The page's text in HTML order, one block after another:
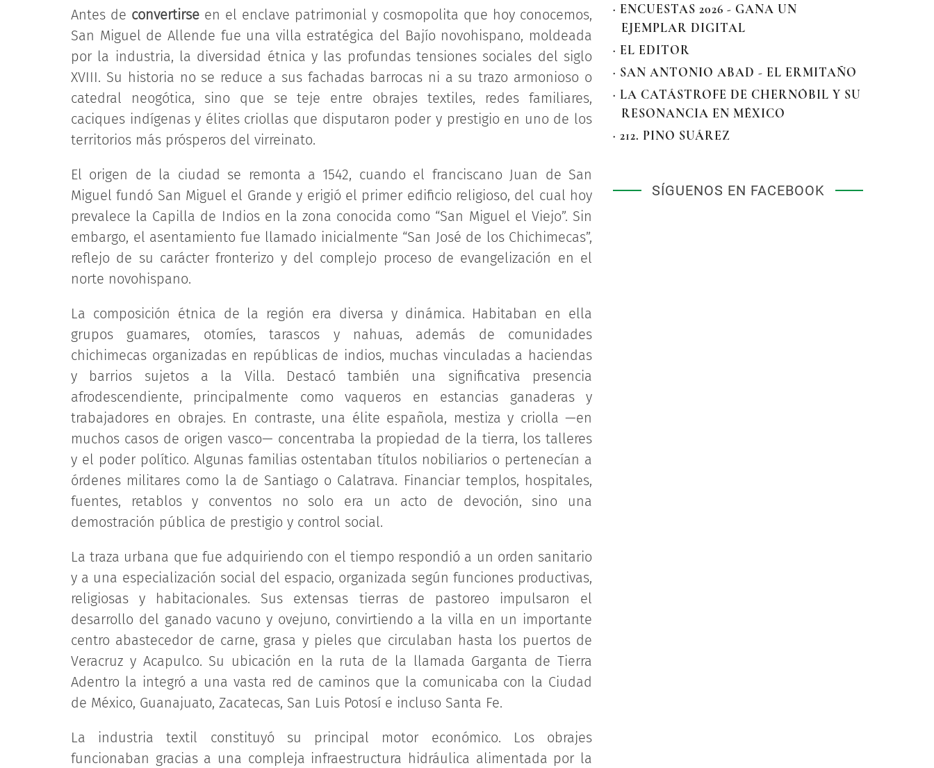
Antes de convertirse en el enclave patrimonial y cosmopolita que hoy conocemos,
San Miguel de Allende fue una villa estratégica del Bajío novohispano, moldeada
por la industria, la diversidad étnica y las profundas tensiones sociales del siglo
XVIII. Su historia no se reduce a sus fachadas barrocas ni a su trazo armonioso o
catedral neogótica, sino que se teje entre obrajes textiles, redes familiares,
caciques indígenas y élites criollas que disputaron poder y prestigio en uno de los
territorios más prósperos del virreinato.
El origen de la ciudad se remonta a 1542, cuando el franciscano Juan de San
Miguel fundó San Miguel el Grande y erigió el primer edificio religioso, del cual hoy
prevalece la Capilla de Indios en la zona conocida como “San Miguel el Viejo”. Sin
embargo, el asentamiento fue llamado inicialmente “San José de los Chichimecas”,
reflejo de su carácter fronterizo y del complejo proceso de evangelización en el
norte novohispano.
La composición étnica de la región era diversa y dinámica. Habitaban en ella
grupos guamares, otomíes, tarascos y nahuas, además de comunidades
chichimecas organizadas en repúblicas de indios, muchas vinculadas a haciendas
y barrios sujetos a la Villa. Destacó también una significativa presencia
afrodescendiente, principalmente como vaqueros en estancias ganaderas y
trabajadores en obrajes. En contraste, una élite española, mestiza y criolla —en
muchos casos de origen vasco— concentraba la propiedad de la tierra, los talleres
y el poder político. Algunas familias ostentaban títulos nobiliarios o pertenecían a
órdenes militares como la de Santiago o Calatrava. Financiar templos, hospitales,
fuentes, retablos y conventos no solo era un acto de devoción, sino una
demostración pública de prestigio y control social.
La traza urbana que fue adquiriendo con el tiempo respondió a un orden sanitario
y a una especialización social del espacio, organizada según funciones productivas,
religiosas y habitacionales. Sus extensas tierras de pastoreo impulsaron el
desarrollo del ganado vacuno y ovejuno, convirtiendo a la villa en un importante
centro abastecedor de carne, grasa y pieles que circulaban hasta los puertos de
Veracruz y Acapulco. Su ubicación en la ruta de la llamada Garganta de Tierra
Adentro la integró a una vasta red de caminos que la comunicaba con la Ciudad
de México, Guanajuato, Zacatecas, San Luis Potosí e incluso Santa Fe.
La industria textil constituyó su principal motor económico. Los obrajes
funcionaban gracias a una compleja infraestructura hidráulica alimentada por la
· ENCUESTAS 2026 - GANA UN
EJEMPLAR DIGITAL
· EL EDITOR
· SAN ANTONIO ABAD - EL ERMITAÑO
· LA CATÁSTROFE DE CHERNÓBIL Y SU
RESONANCIA EN MÉXICO
· 212. PINO SUÁREZ
SÍGUENOS EN FACEBOOK